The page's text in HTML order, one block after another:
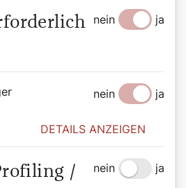
Who is who der
der Bibel“,
fundiert und sprachlich
Personen der Bibel, ihren
nein ja
nein ja
DETAILS ANZEIGEN
/
nein ja